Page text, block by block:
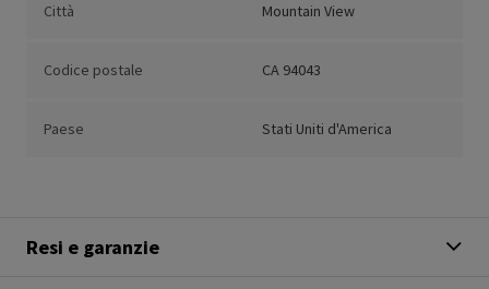
Città Mountain View
Codice postale CA 94043
Paese Stati Uniti d'America
Resi e garanzie